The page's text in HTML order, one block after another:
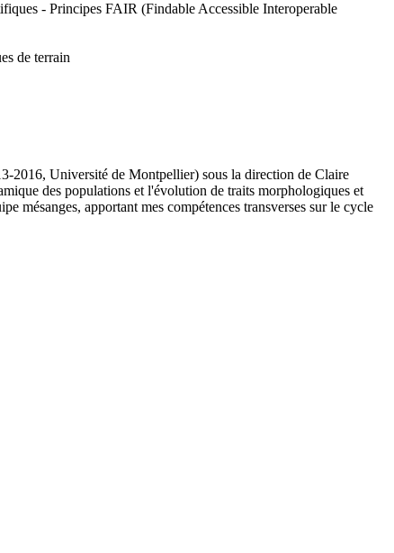
- Principes FAIR (Findable Accessible Interoperable
de terrain
2016, Université de Montpellier) sous la direction de Claire
des populations et l'évolution de traits morphologiques et
mésanges, apportant mes compétences transverses sur le cycle